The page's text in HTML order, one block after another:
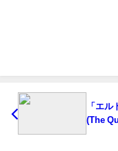
「エ
(The